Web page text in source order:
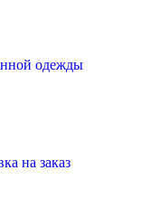
одежды
на заказ